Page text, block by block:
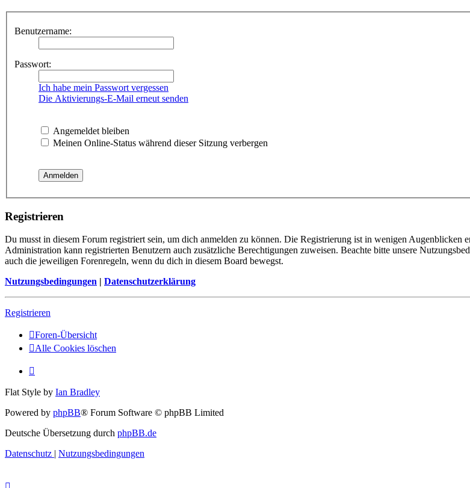
Benutzername:
Passwort:
Ich habe mein Passwort vergessen
Die Aktivierungs-E-Mail erneut senden
Angemeldet bleiben
Meinen Online-Status während dieser Sitzung verbergen
Registrieren
Du musst in diesem Forum registriert sein, um dich anmelden zu können. Die Registrierung ist in wenigen
Administration kann registrierten Benutzern auch zusätzliche Berechtigungen zuweisen. Beachte bitte unsere
auch die jeweiligen Forenregeln, wenn du dich in diesem Board bewegst.
Nutzungsbedingungen | Datenschutzerklärung
Registrieren
Foren-Übersicht
Alle Cookies löschen
Flat Style by Ian Bradley
Powered by phpBB® Forum Software © phpBB Limited
Deutsche Übersetzung durch phpBB.de
Datenschutz | Nutzungsbedingungen